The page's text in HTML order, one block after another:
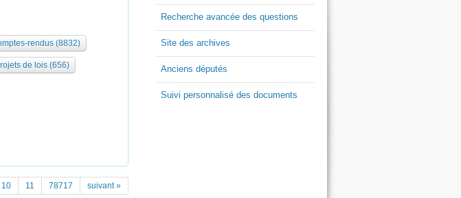
rendus (8832)
de lois (656)
10 11 78717 suivant »
Recherche avancée des questions
Site des archives
Anciens députés
Suivi personnalisé des documents